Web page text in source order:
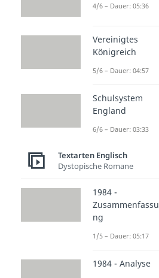
4/6 – Dauer: 05:36
Vereinigtes
Königreich
5/6 – Dauer: 04:57
Schulsystem
England
6/6 – Dauer: 03:33
Textarten Englisch
Dystopische Romane
1984 -
Zusammenfassu
ng
1/5 – Dauer: 05:17
1984 - Analyse